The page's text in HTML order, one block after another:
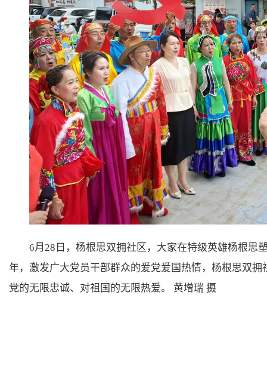
6月28日，杨根思双拥社区，大家在特级英雄杨根思
年，激发广大党员干部群众的爱党爱国热情，杨根思双
党的无限忠诚、对祖国的无限热爱。 黄增瑞 摄